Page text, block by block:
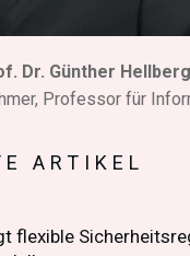
Dr. Günther Hellberg
Professor für
ARTIKEL
flexible